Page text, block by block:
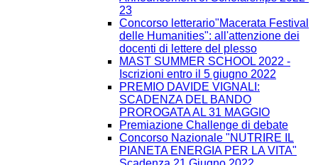
23
Concorso letterario"Macerata Festival
delle Humanities": all'attenzione dei
docenti di lettere del plesso
MAST SUMMER SCHOOL 2022 -
Iscrizioni entro il 5 giugno 2022
PREMIO DAVIDE VIGNALI:
SCADENZA DEL BANDO
PROROGATA AL 31 MAGGIO
Premiazione Challenge di debate
Concorso Nazionale "NUTRIRE IL
PIANETA ENERGIA PER LA VITA"